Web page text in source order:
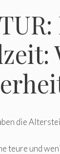
die
teure und